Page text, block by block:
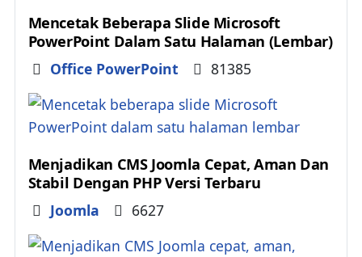
Mencetak Beberapa Slide Microsoft
PowerPoint Dalam Satu Halaman (Lembar)
Details
Office PowerPoint 81385
Menjadikan CMS Joomla Cepat, Aman Dan
Stabil Dengan PHP Versi Terbaru
Details
Joomla 6627